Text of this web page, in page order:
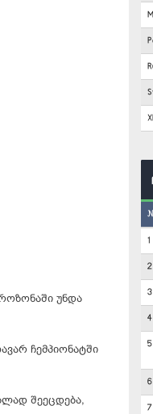
უნდა
ჩემპიონატში
შეეცდება,
1
2
3
4
5
6
7